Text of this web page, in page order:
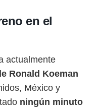
en el
actualmente
Ronald Koeman
México y
ningún minuto